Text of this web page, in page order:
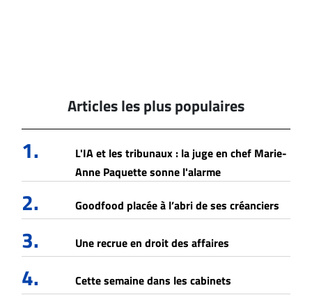
Articles les plus populaires
1.
L'IA et les tribunaux : la juge en chef Marie-
Anne Paquette sonne l'alarme
2. Goodfood placée à l’abri de ses créanciers
3. Une recrue en droit des affaires
4. Cette semaine dans les cabinets